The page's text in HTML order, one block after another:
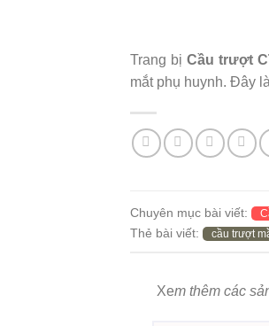
Trang bị Cầu trượt
mắt phụ huynh. Đây
Chuyên mục bài viết:
Thẻ bài viết: cầu trượt
Xem thêm các